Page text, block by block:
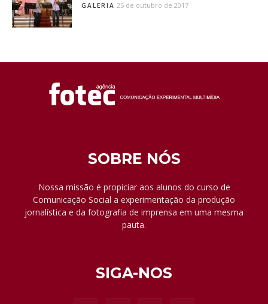
GALERIA 25 de outubro de 2017
SOBRE NÓS
Nossa missão é propiciar aos alunos do curso de
Comunicação Social a experimentação da produção
jornalística e da fotografia de imprensa em uma mesma
pauta.
SIGA-NOS